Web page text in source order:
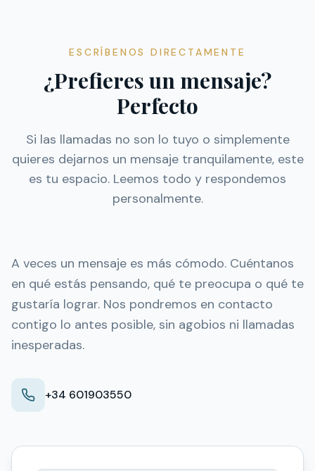
ESCRÍBENOS DIRECTAMENTE
¿Prefieres un mensaje?
Perfecto
Si las llamadas no son lo tuyo o simplemente
quieres dejarnos un mensaje tranquilamente, este
es tu espacio. Leemos todo y respondemos
personalmente.
A veces un mensaje es más cómodo. Cuéntanos
en qué estás pensando, qué te preocupa o qué te
gustaría lograr. Nos pondremos en contacto
contigo lo antes posible, sin agobios ni llamadas
inesperadas.
+34 601903550